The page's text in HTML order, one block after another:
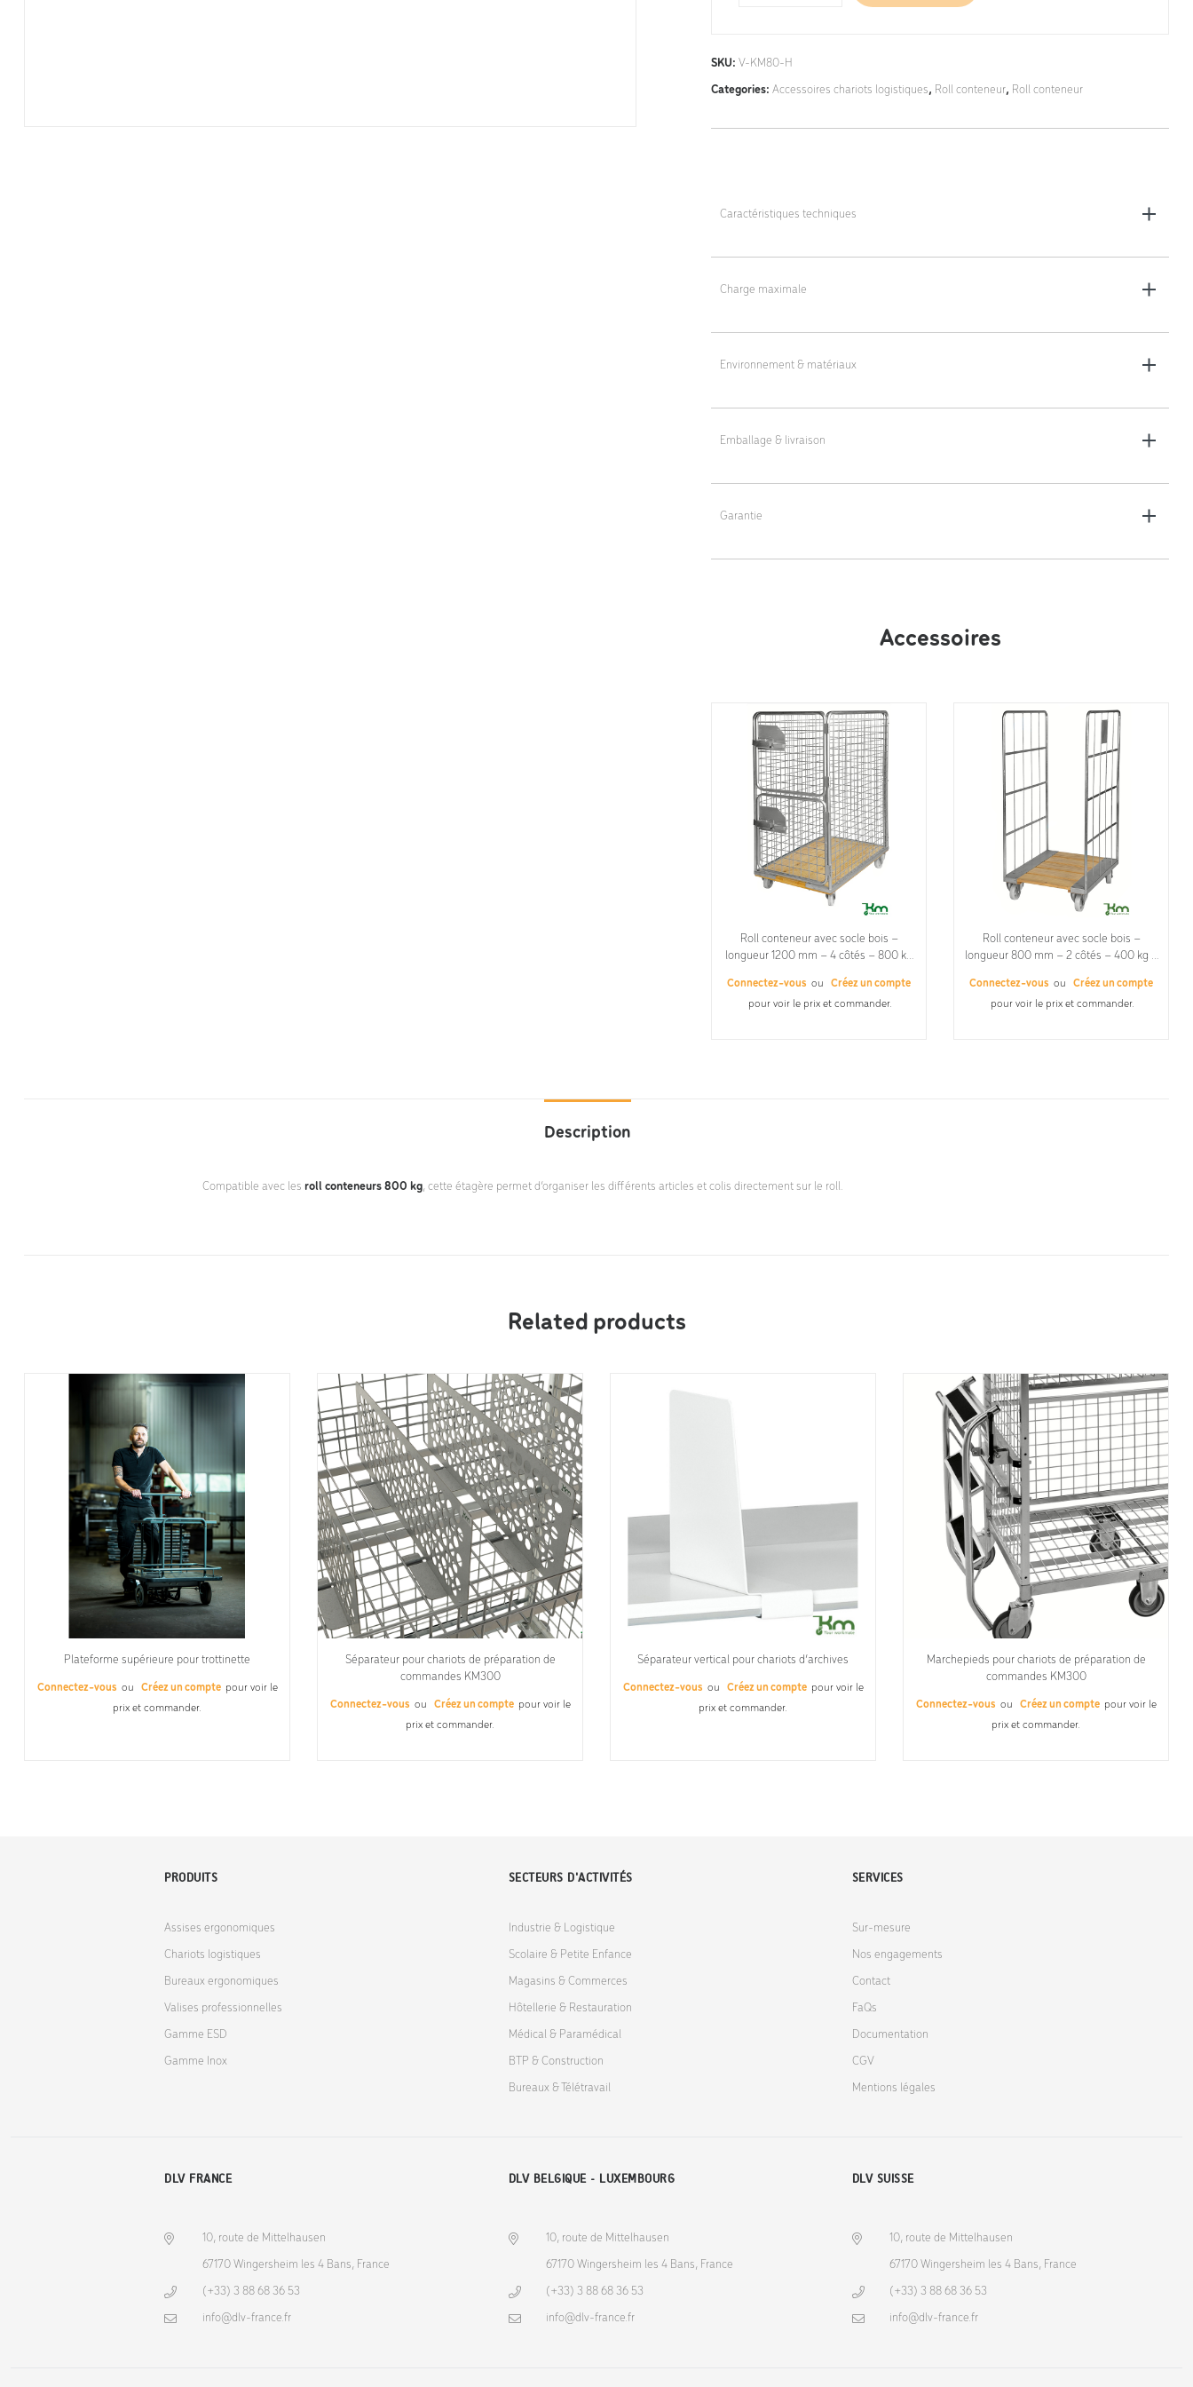
SKU: V-KM80-H
Categories: Accessoires chariots logistiques, Roll conteneur, Roll conteneur
Caractéristiques techniques
Dimensions totales (L x l x h) : 1100 x 700 x 25 mm
Charge maximale
100 kg
Environnement & matériaux
Matériau : bois
Emballage & livraison
Emballage carton - 1200 x 810 x 65 mm
Garantie
5 ans
Accessoires
Roll conteneur avec socle bois –
longueur 1200 mm – 4 côtés – 800 kg
Connectez-vous ou
Créez un compte
pour voir le prix et commander.
Roll conteneur avec socle bois –
longueur 800 mm – 2 côtés – 400 kg –
Connectez-vous ou
Créez un compte
pour voir le prix et commander.
Description
Compatible avec les roll conteneurs 800 kg, cette étagère permet d’organiser les différents articles et colis directement sur le roll.
Related products
Plateforme supérieure pour trottinette
Connectez-vous ou Créez un compte pour voir le
prix et commander.
Séparateur pour chariots de préparation de
commandes KM300
Connectez-vous ou Créez un compte pour voir le
prix et commander.
Séparateur vertical pour chariots d’archives
Connectez-vous ou Créez un compte pour voir le
prix et commander.
Marchepieds pour chariots de préparation de
commandes KM300
Connectez-vous ou Créez un compte pour voir le
prix et commander.
PRODUITS
Assises ergonomiques
Chariots logistiques
Bureaux ergonomiques
Valises professionnelles
Gamme ESD
Gamme Inox
SECTEURS D'ACTIVITÉS
Industrie & Logistique
Scolaire & Petite Enfance
Magasins & Commerces
Hôtellerie & Restauration
Médical & Paramédical
BTP & Construction
Bureaux & Télétravail
SERVICES
Sur-mesure
Nos engagements
Contact
FaQs
Documentation
CGV
Mentions légales
DLV FRANCE
10, route de Mittelhausen
67170 Wingersheim les 4 Bans, France
(+33) 3 88 68 36 53
info@dlv-france.fr
DLV BELGIQUE - LUXEMBOURG
10, route de Mittelhausen
67170 Wingersheim les 4 Bans, France
(+33) 3 88 68 36 53
info@dlv-france.fr
DLV SUISSE
10, route de Mittelhausen
67170 Wingersheim les 4 Bans, France
(+33) 3 88 68 36 53
info@dlv-france.fr